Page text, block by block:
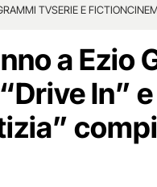
TVSERIE E FICTION
a Ezio
In” e